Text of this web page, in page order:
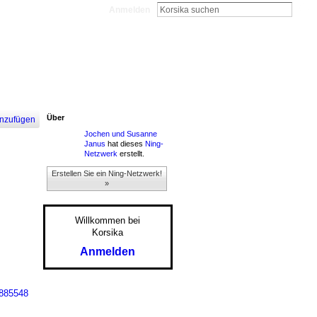
Über
Jochen und Susanne
Janus hat dieses Ning-
Netzwerk erstellt.
Erstellen Sie ein Ning-Netzwerk!
»
Willkommen bei
Korsika
Anmelden